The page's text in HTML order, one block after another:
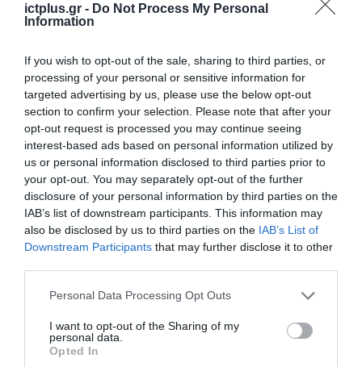
ictplus.gr - Do Not Process My Personal
Information
If you wish to opt-out of the sale, sharing to third parties, or
processing of your personal or sensitive information for
targeted advertising by us, please use the below opt-out
section to confirm your selection. Please note that after your
opt-out request is processed you may continue seeing
interest-based ads based on personal information utilized by
us or personal information disclosed to third parties prior to
your opt-out. You may separately opt-out of the further
disclosure of your personal information by third parties on the
IAB’s list of downstream participants. This information may
also be disclosed by us to third parties on the IAB’s List of
Downstream Participants that may further disclose it to other
Please note that this website/app uses one or more Google
not limited to your visit or usage behaviour. You may click to
grant or deny consent to Google and its third-party tags to
use your data for below specified purposes in below Google
Personal Data Processing Opt Outs
I want to opt-out of the Sharing of my
personal data.
Opted In
συστήματα των εταιρειών.
“Ο επιταχυνόμενος ψηφιακός
μετασχηματισμός και το cloud, προσφέρουν
πλέον cloud-native ασφάλεια δικτύου για την
προστασία των ψηφιακών στοιχείων των
επιχειρήσεων, που προτείνεται ως η
ασφαλέστερη λύση απέναντι σε τέτοιες
απειλές”, αναφέρει το σχετικό report.
TAGS:
ΚΩΔΙΚΟΙ ΠΡΟΣΒΑΣΗΣ ΝΑΤΟ ΨΗΦΙΑΚΟ ΕΓΚΛΗΜΑ